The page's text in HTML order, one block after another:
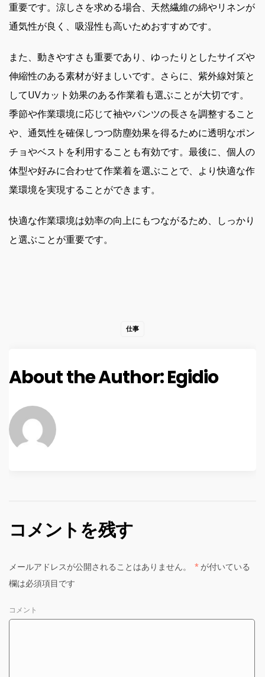
重要です。涼しさを求める場合、天然繊維の綿やリネンが
通気性が良く、吸湿性も高いためおすすめです。
また、動きやすさも重要であり、ゆったりとしたサイズや
伸縮性のある素材が好ましいです。さらに、紫外線対策と
してUVカット効果のある作業着も選ぶことが大切です。
季節や作業環境に応じて袖やパンツの長さを調整すること
や、通気性を確保しつつ防塵効果を得るために透明なポン
チョやベストを利用することも有効です。最後に、個人の
体型や好みに合わせて作業着を選ぶことで、より快適な作
業環境を実現することができます。
快適な作業環境は効率の向上にもつながるため、しっかり
と選ぶことが重要です。
仕事
About the Author:Egidio
コメントを残す
メールアドレスが公開されることはありません。 * が付いている
欄は必須項目です
コメント